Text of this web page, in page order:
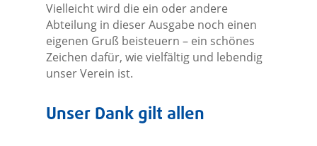
Vielleicht wird die ein oder andere
Abteilung in dieser Ausgabe noch einen
eigenen Gruß beisteuern – ein schönes
Zeichen dafür, wie vielfältig und lebendig
unser Verein ist.
Unser Dank gilt allen